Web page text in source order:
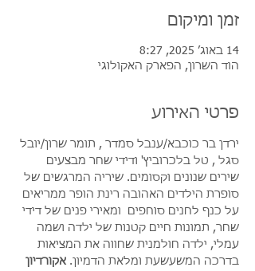
זמן ומיקום
14 באוג׳ 2025, 8:27
הוד השרון, הפארק האקולוגי
פרטי האירוע
ירדן בר כוכבא/ענבל סמדר , תומר שרון/יובל
סגל , טל בלכרוביץ' ודידי שחר מבצעים
שירים שנונים וקסומים. שיריה המרגשים של
סופרת הילדים האהובה רינת הופר ממריאים
על כנף לחנים סוחפים  ומאירי פנים של דידי
שחר, תמונות חיים קטנות של ילדה ושמה
עמלי, ילדה חולמנית שחווה את המציאות
בדרכה המשעשעת ומלאת הדמיון. אקורדיון